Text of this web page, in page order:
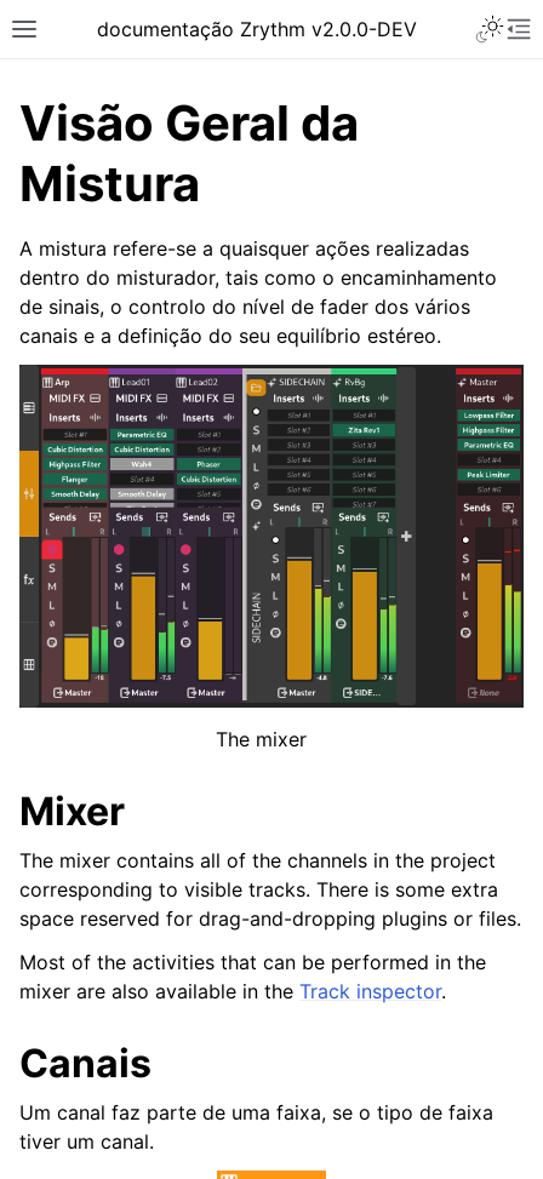
Toggle site navigation sidebar
documentação Zrythm v2.0.0-DEV
navigation of Primeiros Passos
navigation of Interface
navigation of Configuração
navigation of Projetos
navigation of Suplementos & Ficheiros
navigation of Faixas
navigation of Edição
navigation of Misturar
navigation of Roteamento
navigation of Acordes e escalas
navigation of Scripting
navigation of Temas
Visão Geral da
Mistura
A mistura refere-se a quaisquer ações realizadas
dentro do misturador, tais como o encaminhamento
de sinais, o controlo do nível de fader dos vários
canais e a definição do seu equilíbrio estéreo.
The mixer
Mixer
The mixer contains all of the channels in the project
corresponding to visible tracks. There is some extra
space reserved for drag-and-dropping plugins or files.
Most of the activities that can be performed in the
mixer are also available in the Track inspector.
Canais
Um canal faz parte de uma faixa, se o tipo de faixa
tiver um canal.